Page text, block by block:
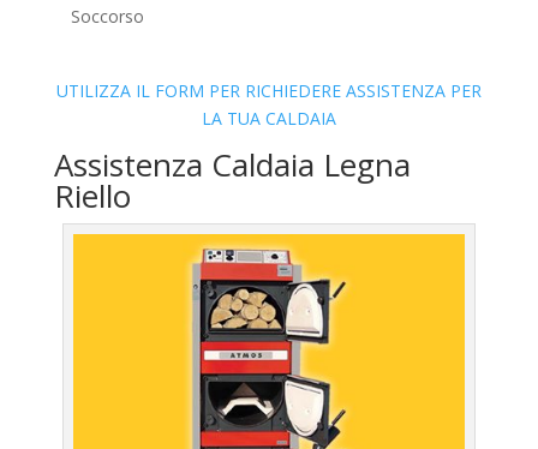
Soccorso
UTILIZZA IL FORM PER RICHIEDERE ASSISTENZA PER
LA TUA CALDAIA
Assistenza Caldaia Legna
Riello